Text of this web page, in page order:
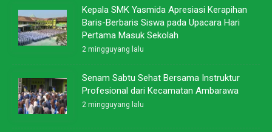
Kepala SMK Yasmida Apresiasi Kerapihan
Baris-Berbaris Siswa pada Upacara Hari
Pertama Masuk Sekolah
2 mingguyang lalu
Senam Sabtu Sehat Bersama Instruktur
Profesional dari Kecamatan Ambarawa
2 mingguyang lalu